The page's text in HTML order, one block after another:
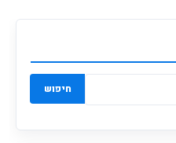
חיפוש